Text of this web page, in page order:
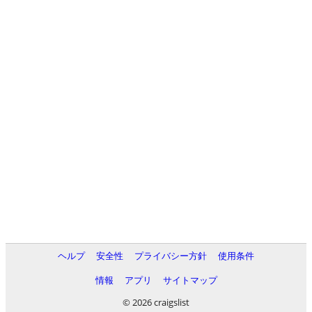
ヘルプ 安全性 プライバシー方針
使用条件
情報
アプリ
サイトマップ
© 2026 craigslist